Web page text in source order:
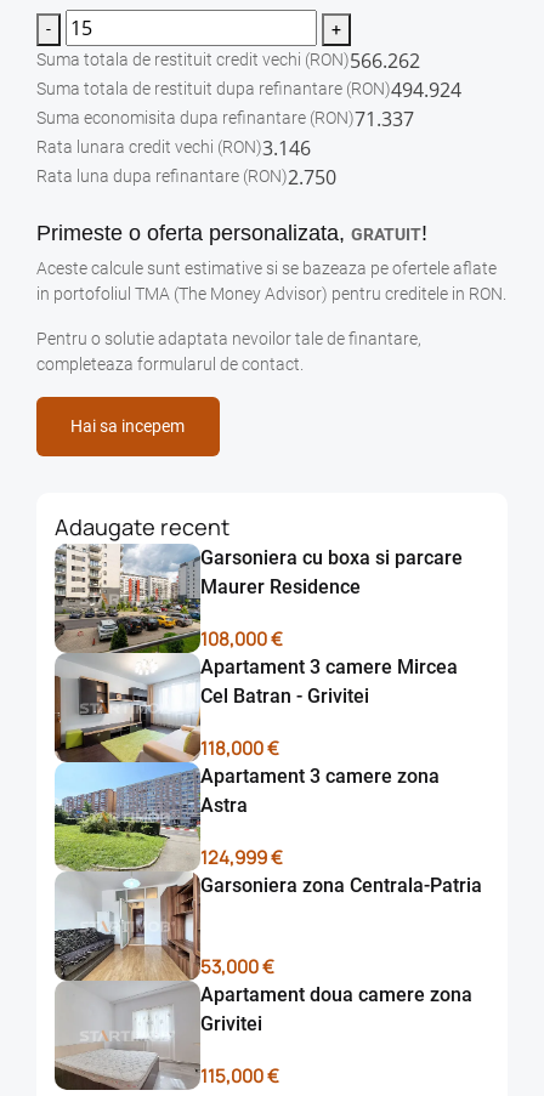
- +
Suma totala de restituit credit vechi (RON)566.262
Suma totala de restituit dupa refinantare (RON)494.924
Suma economisita dupa refinantare (RON)71.337
Rata lunara credit vechi (RON)3.146
Rata luna dupa refinantare (RON)2.750
Primeste o oferta personalizata, GRATUIT!
Aceste calcule sunt estimative si se bazeaza pe ofertele aflate
in portofoliul TMA (The Money Advisor) pentru creditele in RON.
Pentru o solutie adaptata nevoilor tale de finantare,
completeaza formularul de contact.
Hai sa incepem
Adaugate recent
Garsoniera cu boxa si parcare
Maurer Residence
108,000 €
Apartament 3 camere Mircea
Cel Batran - Grivitei
118,000 €
Apartament 3 camere zona
Astra
124,999 €
Garsoniera zona Centrala-Patria
53,000 €
Apartament doua camere zona
Grivitei
115,000 €